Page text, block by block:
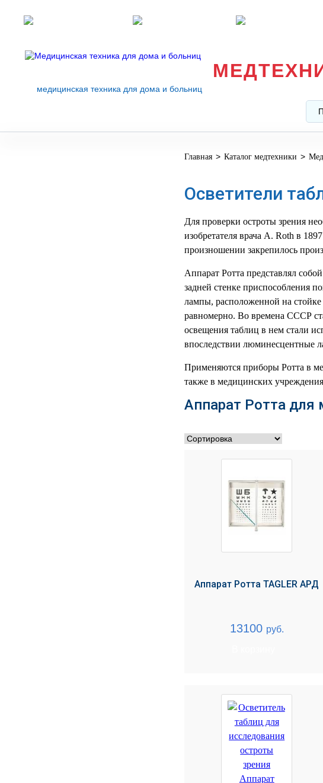
медицинская техника для дома и больниц
Главная > Каталог медтехники >
Осветители
Для проверки остроты зрения
изобретателя врача A. Roth в 1897
произношении закрепилось
Аппарат Ротта представлял
задней стенке приспособления
лампы, расположенной на стойке
равномерно. Во времена СССР
освещения таблиц в нем стали
впоследствии люминесцентные
Применяются приборы Ротта в
также в медицинских
Аппарат Ротта для
Аппарат Ротта TAGLER АРД
13100 руб.